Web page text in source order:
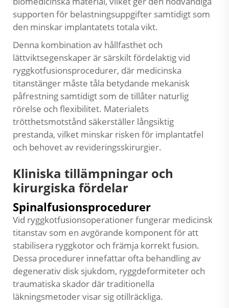
supporten för belastningsuppgifter samtidigt som
den minskar implantatets totala vikt.
Denna kombination av hållfasthet och
lättviktsegenskaper är särskilt fördelaktig vid
ryggkotfusionsprocedurer, där medicinska
titanstänger måste tåla betydande mekanisk
påfrestning samtidigt som de tillåter naturlig
rörelse och flexibilitet. Materialets
trötthetsmotstånd säkerställer långsiktig
prestanda, vilket minskar risken för implantatfel
och behovet av revideringsskirurgier.
Kliniska tillämpningar och
kirurgiska fördelar
Spinalfusionsprocedurer
Vid ryggkotfusionsoperationer fungerar medicinsk
titanstav som en avgörande komponent för att
stabilisera ryggkotor och främja korrekt fusion.
Dessa procedurer innefattar ofta behandling av
degenerativ disk sjukdom, ryggdeformiteter och
traumatiska skador där traditionella
läkningsmetoder visar sig otillräckliga.